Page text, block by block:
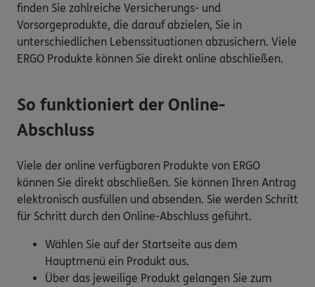
finden Sie zahlreiche Versicherungs- und
Vorsorgeprodukte, die darauf abzielen, Sie in
unterschiedlichen Lebenssituationen abzusichern. Viele
ERGO Produkte können Sie direkt online abschließen.
So funktioniert der Online-
Abschluss
Viele der online verfügbaren Produkte von ERGO
können Sie direkt abschließen. Sie können Ihren Antrag
elektronisch ausfüllen und absenden. Sie werden Schritt
für Schritt durch den Online-Abschluss geführt.
Wählen Sie auf der Startseite aus dem
Hauptmenü ein Produkt aus.
Über das jeweilige Produkt gelangen Sie zum